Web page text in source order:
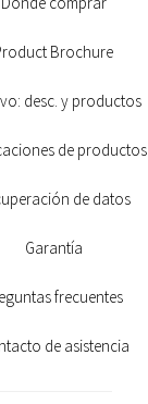
Brochure
desc. y productos
de productos
de datos
Garantía
frecuentes
de asistencia